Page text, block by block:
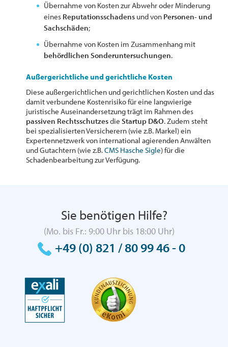
Übernahme von Kosten zur Abwehr oder Minderung
eines Reputationsschadens und von Personen- und
Sachschäden;
Übernahme von Kosten im Zusammenhang mit
behördlichen Sonderuntersuchungen.
Außergerichtliche und gerichtliche Kosten
Diese außergerichtlichen und gerichtlichen Kosten und das
damit verbundene Kostenrisiko für eine langwierige
juristische Auseinandersetzung trägt im Rahmen des
passiven RechtsschutzesdieStartup D&O. Zudem steht
bei spezialisierten Versicherern (wie z.B. Markel) ein
Expertennetzwerk von international agierenden Anwälten
und Gutachtern (wie z.B.CMS Hasche Sigle) für die
Schadenbearbeitung zur Verfügung.
Sie benötigen Hilfe?
(Mo. bis Fr.: 9:00 Uhr bis 18:00 Uhr)
+49 (0) 821 / 80 99 46 - 0